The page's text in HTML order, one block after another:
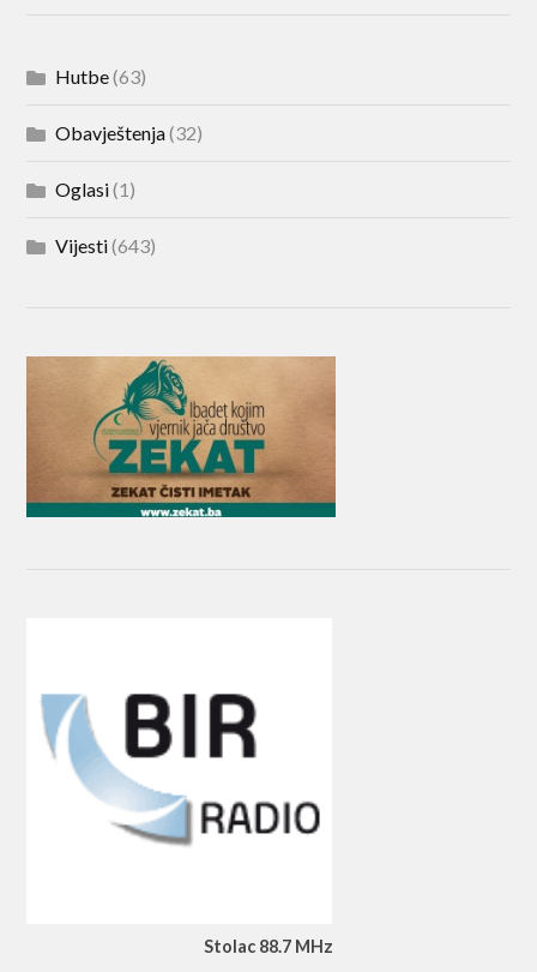
Hutbe(63)
Obavještenja(32)
Oglasi(1)
Vijesti(643)
Stolac 88.7 MHz